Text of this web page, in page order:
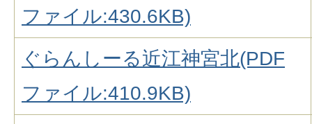
ファイル:430.6KB)
ぐらんしーる近江神宮北(PDF
ファイル:410.9KB)